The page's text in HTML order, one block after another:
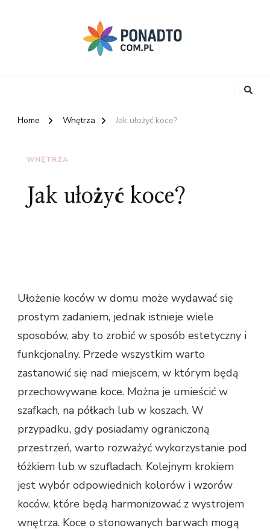
Home Wnętrza Jak ułożyć koce?
WNĘTRZA
Jak ułożyć koce?
Ułożenie koców w domu może wydawać się
prostym zadaniem, jednak istnieje wiele
sposobów, aby to zrobić w sposób estetyczny i
funkcjonalny. Przede wszystkim warto
zastanowić się nad miejscem, w którym będą
przechowywane koce. Można je umieścić w
szafkach, na półkach lub w koszach. W
przypadku, gdy posiadamy ograniczoną
przestrzeń, warto rozważyć wykorzystanie pod
łóżkiem lub w szufladach. Kolejnym krokiem
jest wybór odpowiednich kolorów i wzorów
koców, które będą harmonizować z wystrojem
wnętrza. Koce o stonowanych barwach mogą